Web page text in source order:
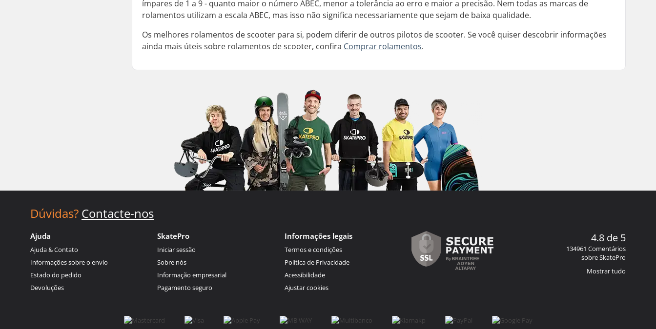
ímpares de 1 a 9 - quanto maior o número ABEC, menor a tolerância ao erro e maior a precisão. Nem todas as marcas de
rolamentos utilizam a escala ABEC, mas isso não significa necessariamente que sejam de baixa qualidade.
Os melhores rolamentos de scooter para si, podem diferir de outros pilotos de scooter. Se você quiser descobrir informações
ainda mais úteis sobre rolamentos de scooter, confira Comprar rolamentos.
Dúvidas? Contacte-nos
Ajuda
Ajuda & Contato
Informações sobre o envio
Estado do pedido
Devoluções
SkatePro
Iniciar sessão
Sobre nós
Informação empresarial
Pagamento seguro
Informações legais
Termos e condições
Política de Privacidade
Acessibilidade
Ajustar cookies
4.8 de 5
134961 Comentários
sobre SkatePro
Mostrar tudo